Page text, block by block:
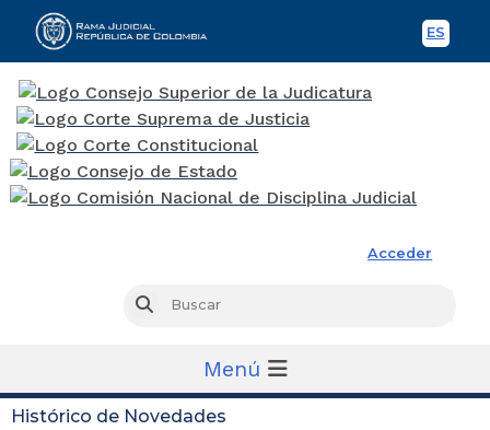
ES
Acceder
Buscar
Menú
Histórico de Novedades